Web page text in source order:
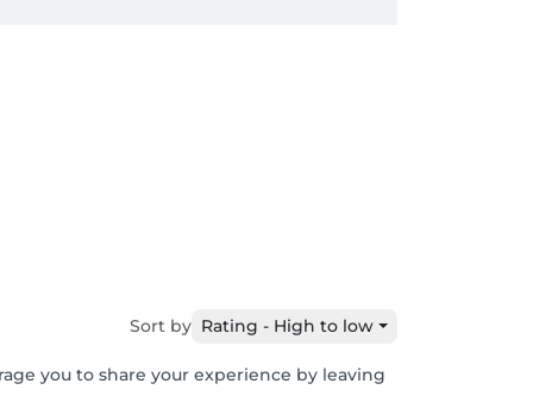
Sort by Rating - High to low
you to share your experience by leaving